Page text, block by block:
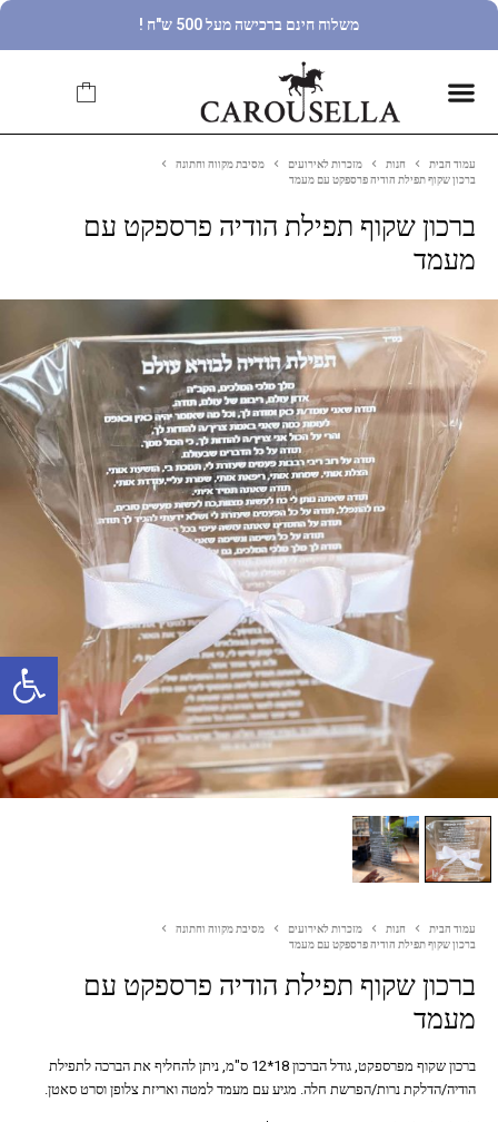
פתח סרגל נגישות
משלוח חינם ברכישה מעל 500 ש"ח !
עמוד הבית חנות מזכרות לאירועים
מסיבת מקווה וחתונה
ברכון שקוף תפילת הודיה פרספקט עם מעמד
ברכון שקוף תפילת הודיה פרספקט עם
מעמד
עמוד הבית חנות מזכרות לאירועים
מסיבת מקווה וחתונה
ברכון שקוף תפילת הודיה פרספקט עם מעמד
ברכון שקוף תפילת הודיה פרספקט עם
מעמד
ברכון שקוף מפרספקט, גודל הברכון 18*12 ס"מ, ניתן להחליף את הברכה לתפילת
הודיה/הדלקת נרות/הפרשת חלה. מגיע עם מעמד למטה ואריזת צלופן וסרט סאטן.